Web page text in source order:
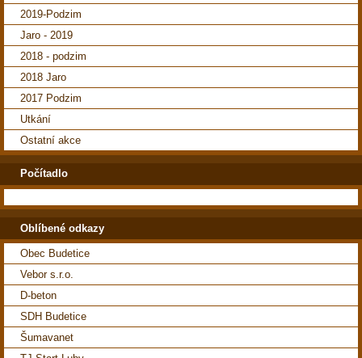
2019-Podzim
Jaro - 2019
2018 - podzim
2018 Jaro
2017 Podzim
Utkání
Ostatní akce
Počítadlo
Oblíbené odkazy
Obec Budetice
Vebor s.r.o.
D-beton
SDH Budetice
Šumavanet